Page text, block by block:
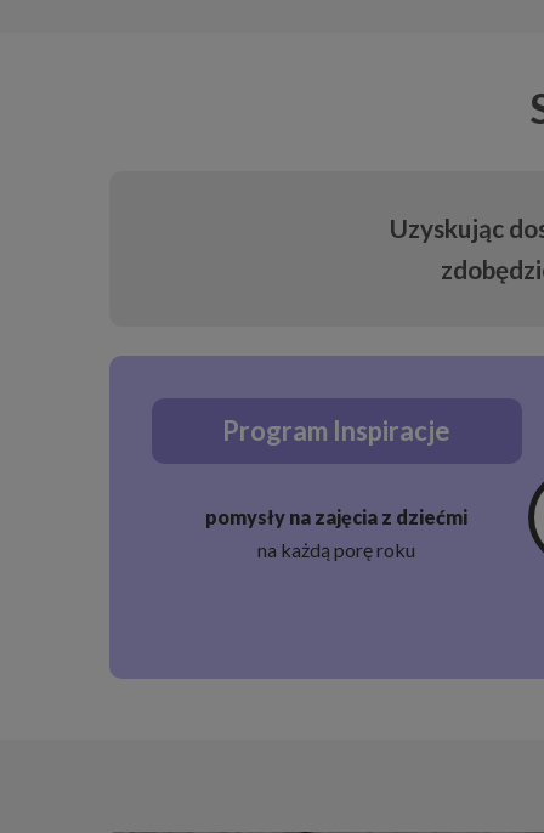
Uzyskując
Program Inspiracje
pomysły na zajęcia z dziećmi
na każdą porę roku